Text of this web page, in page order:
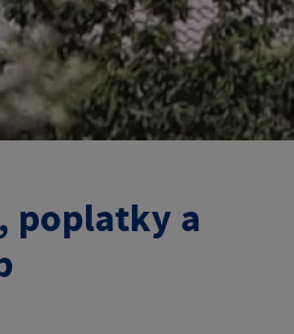
poplatky a